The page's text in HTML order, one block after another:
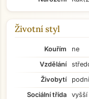
Životní styl
Kouřím
ne
Vzdělání
Živobytí
Sociální třída
vyšší